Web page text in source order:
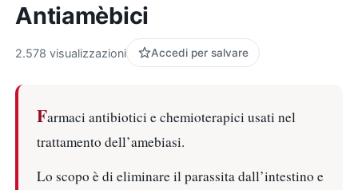
Antiamèbici
2.578 visualizzazioni Accedi per salvare
Farmaci antibiotici e chemioterapici usati nel
trattamento dell’amebiasi.
Lo scopo è di eliminare il parassita dall’intestino e